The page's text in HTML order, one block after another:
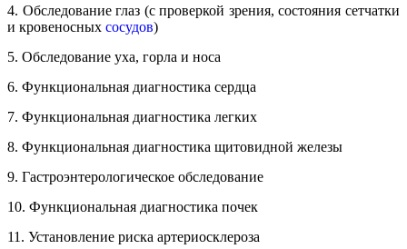
4. Обследование глаз (с проверкой зрения, состояния сетчатки
и кровеносных сосудов)
5. Обследование уха, горла и носа
6. Функциональная диагностика сердца
7. Функциональная диагностика легких
8. Функциональная диагностика щитовидной железы
9. Гастроэнтерологическое обследование
10. Функциональная диагностика почек
11. Установление риска артериосклероза